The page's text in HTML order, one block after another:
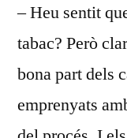
– Heu sentit
tabac? Però
bona part dels
emprenyats